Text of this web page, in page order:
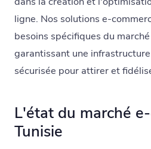
ligne. Nos solutions e-
besoins spécifiques du
garantissant une
sécurisée pour attirer et
L'état du marché
Tunisie